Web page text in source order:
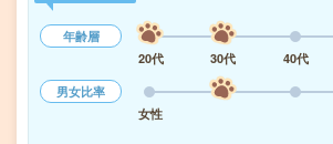
年齢層
20代
30代 40代
男女比率
女性